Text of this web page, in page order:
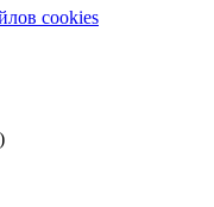
cookies